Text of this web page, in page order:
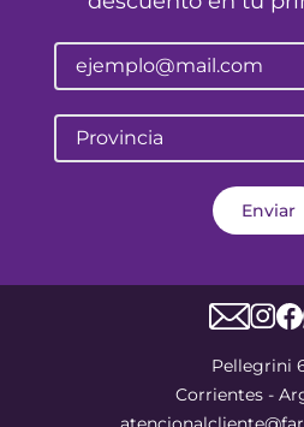
Provincia
Enviar
Pellegrini
Corrientes -